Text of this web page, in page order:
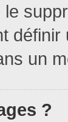
définir
un
?